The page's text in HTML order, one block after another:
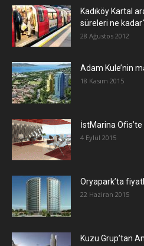
Kadıköy Kartal
süreleri ne
28 Ağustos 2012
Adam Kule’nin
18 Kasım 2015
İstMarina
4 Eylül 2015
Oryapark’ta
22 Haziran 2015
​Kuzu Grup’tan